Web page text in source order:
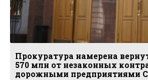
Прокуратура намерена
570 млн от незаконных
дорожными предприятиями